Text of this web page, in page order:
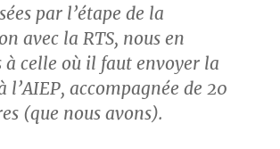
par l’étape de la
avec la RTS, nous en
à celle où il faut envoyer la
l’AIEP, accompagnée de 20
(que nous avons).